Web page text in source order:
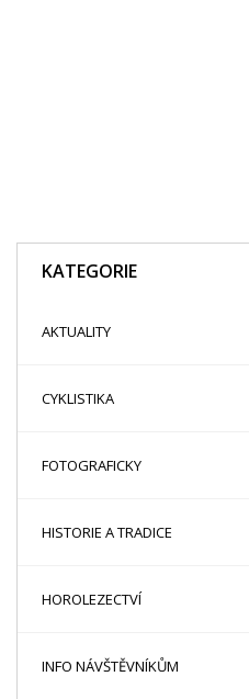
KATEGORIE
AKTUALITY
CYKLISTIKA
FOTOGRAFICKY
HISTORIE A TRADICE
HOROLEZECTVÍ
INFO NÁVŠTĚVNÍKŮM